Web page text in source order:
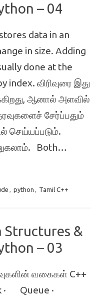
– 04
data in an
in size. Adding
done at the
index. விரிவுரை இது
ஆனால் அளவில்
சேர்ப்பதும்
செய்யப்படும்.
Both…
, python , Tamil C++
Structures &
– 03
வகைகள் C++
· Queue ·